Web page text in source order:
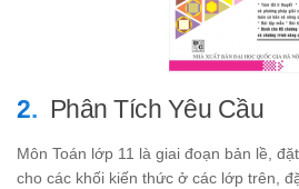
Phân Tích Yêu Cầu
Môn Toán lớp 11 là giai đoạn bản lề,
cho các khối kiến thức ở các lớp trên,